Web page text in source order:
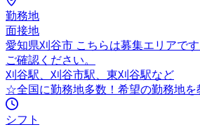
勤務地
面接地
愛知県刈谷市 こちらは募集エリアで
ご確認ください。
刈谷駅、刈谷市駅、東刈谷駅など
☆全国に勤務地多数！希望の勤務地
シフト